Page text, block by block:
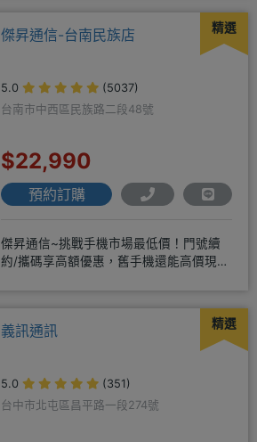
精選
傑昇通信-台南民族店
5.0
(5037)
台南市中西區民族路二段48號
$22,990
預約訂購
傑昇通信~挑戰手機市場最低價！門號續
約/攜碼享高額優惠，舊手機還能高價現金
精選
義訊通訊
5.0
(351)
台中市北屯區昌平路一段274號